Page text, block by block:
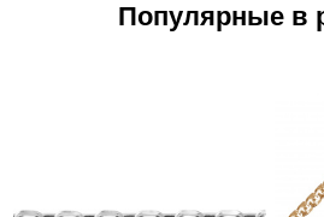
Популярные в